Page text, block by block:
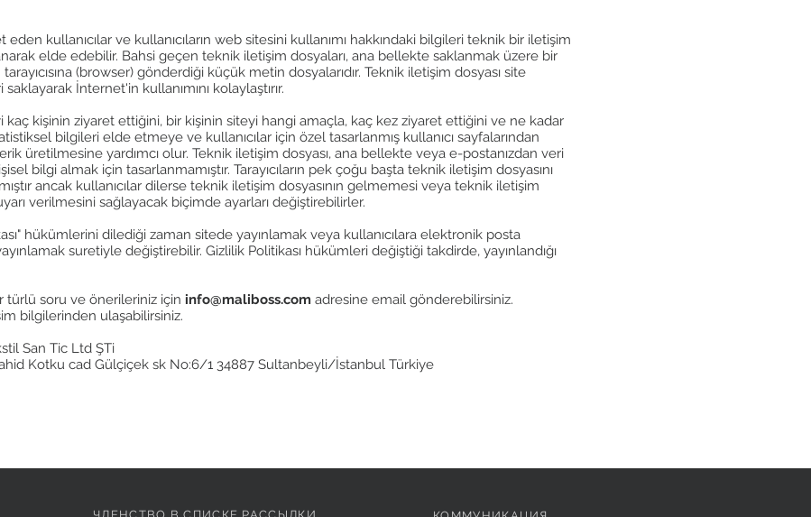
eden kullanıcılar ve kullanıcıların web sitesini kullanımı hakkındaki bilgileri teknik bir iletişim
elde edebilir. Bahsi geçen teknik iletişim dosyaları, ana bellekte saklanmak üzere bir
(browser) gönderdiği küçük metin dosyalarıdır. Teknik iletişim dosyası site
İnternet'in kullanımını kolaylaştırır.
kaç kişinin ziyaret ettiğini, bir kişinin siteyi hangi amaçla, kaç kez ziyaret ettiğini ve ne kadar
bilgileri elde etmeye ve kullanıcılar için özel tasarlanmış kullanıcı sayfalarından
üretilmesine yardımcı olur. Teknik iletişim dosyası, ana bellekte veya e-postanızdan veri
bilgi almak için tasarlanmamıştır. Tarayıcıların pek çoğu başta teknik iletişim dosyasını
ancak kullanıcılar dilerse teknik iletişim dosyasının gelmemesi veya teknik iletişim
verilmesini sağlayacak biçimde ayarları değiştirebilirler.
hükümlerini dilediği zaman sitede yayınlamak veya kullanıcılara elektronik posta
suretiyle değiştirebilir. Gizlilik Politikası hükümleri değiştiği takdirde, yayınlandığı
türlü soru ve önerileriniz için info@maliboss.com adresine email gönderebilirsiniz.
bilgilerinden ulaşabilirsiniz.
San Tic Ltd ŞTi
Kotku cad Gülçiçek sk No:6/1 34887 Sultanbeyli/İstanbul Türkiye